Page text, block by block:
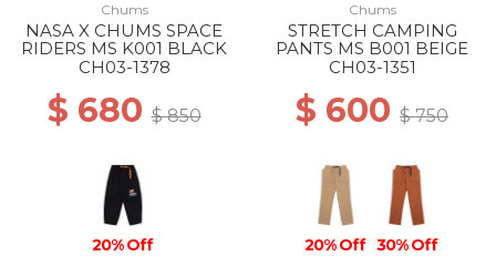
Chums
NASA X CHUMS SPACE
RIDERS MS K001 BLACK
CH03-1378
$ 680$ 850
20% Off
Chums
STRETCH CAMPING
PANTS MS B001 BEIGE
CH03-1351
$ 600 $ 750
20% Off 30% Off